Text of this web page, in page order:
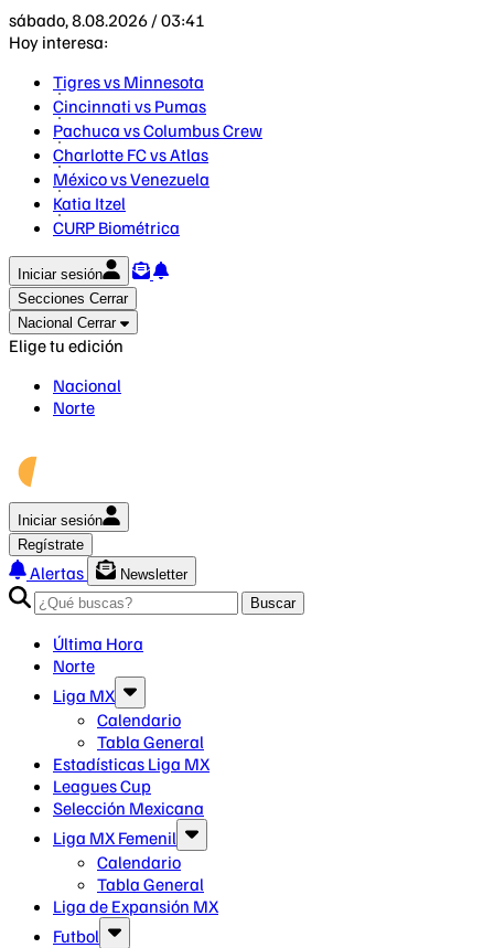
sábado, 8.08.2026 / 03:41
Hoy interesa:
Tigres vs Minnesota
Cincinnati vs Pumas
Pachuca vs Columbus Crew
Charlotte FC vs Atlas
México vs Venezuela
Katia Itzel
CURP Biométrica
Iniciar sesión
Secciones Cerrar
Nacional Cerrar
Elige tu edición
Nacional
Norte
Iniciar sesión
Regístrate
Alertas
Newsletter
Buscar
Última Hora
Norte
Liga MX
Calendario
Tabla General
Estadísticas Liga MX
Leagues Cup
Selección Mexicana
Liga MX Femenil
Calendario
Tabla General
Liga de Expansión MX
Futbol